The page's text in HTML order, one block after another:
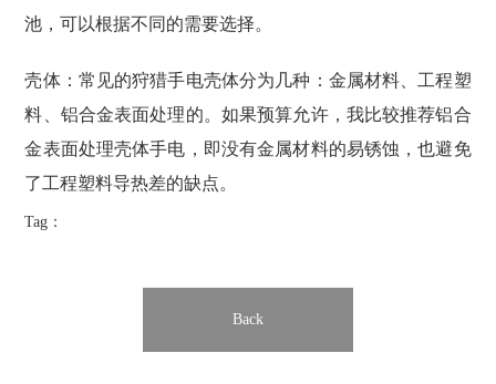
池，可以根据不同的需要选择。
壳体：常见的狩猎手电壳体分为几种：金属材料、工程塑
料、铝合金表面处理的。如果预算允许，我比较推荐铝合
金表面处理壳体手电，即没有金属材料的易锈蚀，也避免
了工程塑料导热差的缺点。
Tag：
Back